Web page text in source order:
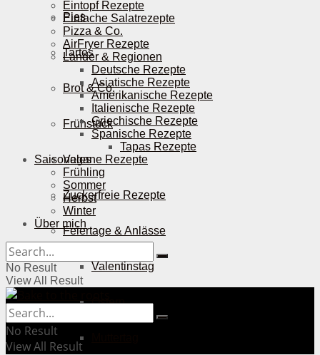
Pies
Tartes
Brot & Co.
Frühstück
Vegane Rezepte
Zuckerfreie Rezepte
Feiertage & Anlässe
Valentinstag
Ostern
Eintopf Rezepte
Einfache Salatrezepte
Pizza & Co.
AirFryer Rezepte
Länder & Regionen
Deutsche Rezepte
Asiatische Rezepte
Amerikanische Rezepte
Italienische Rezepte
Griechische Rezepte
Spanische Rezepte
Tapas Rezepte
Saisonales
Frühling
Sommer
Herbst
Winter
Über mich
No Result
View All Result
No Result
View All Result